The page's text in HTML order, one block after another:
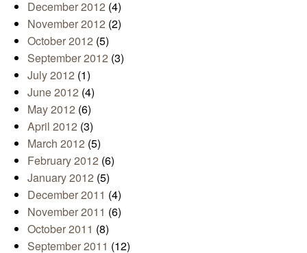
December 2012 (4)
November 2012 (2)
October 2012 (5)
September 2012 (3)
July 2012 (1)
June 2012 (4)
May 2012 (6)
April 2012 (3)
March 2012 (5)
February 2012 (6)
January 2012 (5)
December 2011 (4)
November 2011 (6)
October 2011 (8)
September 2011 (12)